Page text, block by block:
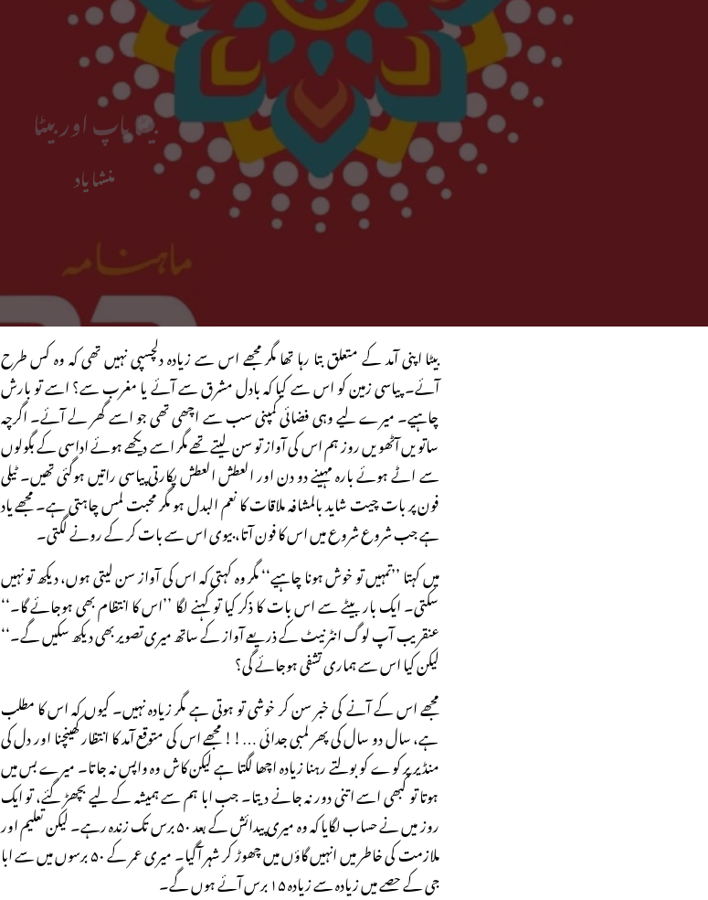
بیٹا باپ اور بیٹا
منشا یاد
بیٹا اپنی آمد کے متعلق بتا رہا تھا مگر مجھے اس سے زیادہ دلچسپی نہیں تھی کہ وہ کس طرح
آئے۔ پیاسی زمین کو اس سے کیا کہ بادل مشرق سے آئے یا مغرب سے؟ اسے تو بارش
چاہیے۔ میرے لیے وہی فضائی کمپنی سب سے اچھی تھی جو اسے گھر لے آئے۔ اگرچہ
ساتویں آٹھویں روز ہم اس کی آواز تو سن لیتے تھے مگر اسے دیکھے ہوئے اداسی کے بگولوں
سے اٹے ہوئے بارہ مہینے دو دن اور العطش العطش پکارتی پیاسی راتیں ہوگئی تھیں۔ ٹیلی
فون پر بات چیت شاید بالمشافہ ملاقات کا نعم البدل ہو مگر محبت لمس چاہتی ہے۔ مجھے یاد
ہے جب شروع شروع میں اس کا فون آتا، بیوی اس سے بات کر کے رونے لگتی۔
میں کہتا ’’تمہیں تو خوش ہونا چاہیے‘‘ مگر وہ کہتی کہ اس کی آواز سن لیتی ہوں، دیکھ تو نہیں
سکتی۔ ایک بار بیٹے سے اس بات کا ذکر کیا تو کہنے لگا ’’اس کا انتظام بھی ہوجائے گا۔‘‘
عنقریب آپ لوگ انٹرنیٹ کے ذریعے آواز کے ساتھ میری تصویر بھی دیکھ سکیں گے۔‘‘
لیکن کیا اس سے ہماری تشفی ہوجائے گی؟
مجھے اس کے آنے کی خبر سن کر خوشی تو ہوتی ہے مگر زیادہ نہیں۔ کیوں کہ اس کا مطلب
ہے، سال دو سال کی پھر لمبی جدائی …!! مجھے اس کی متوقع آمد کا انتظار کھینچنا اور دل کی
منڈیر پر کوے کو بولتے رہنا زیادہ اچھا لگتا ہے لیکن کاش وہ واپس نہ جاتا۔ میرے بس میں
ہوتا تو کبھی اسے اتنی دور نہ جانے دیتا۔ جب ابا ہم سے ہمیشہ کے لیے بچھڑ گئے، تو ایک
روز میں نے حساب لگایا کہ وہ میری پیدائش کے بعد ۵۰ برس تک زندہ رہے۔ لیکن تعلیم اور
ملازمت کی خاطر میں انہیں گاؤں میں چھوڑ کر شہر آگیا۔ میری عمر کے ۵۰ برسوں میں سے ابا
جی کے حصے میں زیادہ سے زیادہ ۱۵ برس آئے ہوں گے۔